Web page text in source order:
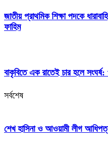
জাতীয় প্রাথমিক শিক্ষা পদকে
ফাহিম
বাকৃবিতে এক রাতেই চার হলে
সর্বশেষ
শেখ হাসিনা ও আওয়ামী লীগ